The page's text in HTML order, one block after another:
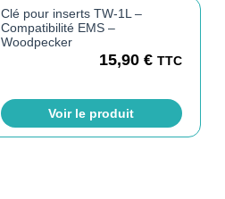
Clé pour inserts TW-1L –
Compatibilité EMS –
Woodpecker
15,90€ TTC
Voir le produit